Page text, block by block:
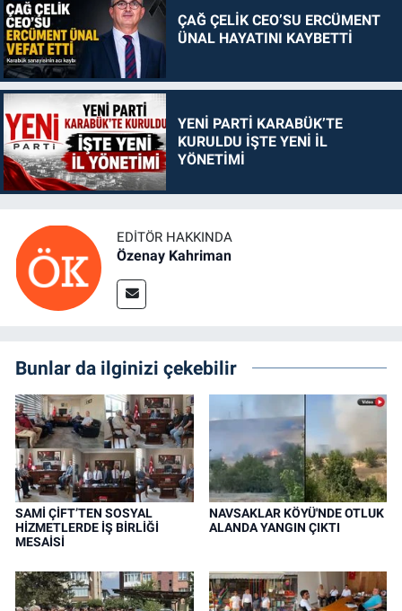
ÇAĞ ÇELİK CEO’SU ERCÜMENT
ÜNAL HAYATINI KAYBETTİ
YENİ PARTİ KARABÜK’TE
KURULDU İŞTE YENİ İL
YÖNETİMİ
EDITÖR HAKKINDA
Özenay Kahriman
Bunlar da ilginizi çekebilir
SAMİ ÇİFT’TEN SOSYAL
HİZMETLERDE İŞ BİRLİĞİ
MESAİSİ
NAVSAKLAR KÖYÜ'NDE OTLUK
ALANDA YANGIN ÇIKTI